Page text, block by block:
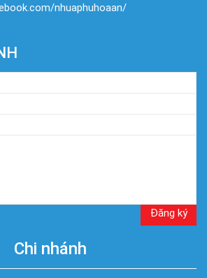
nhuaphuhoaan/
Chi nhánh